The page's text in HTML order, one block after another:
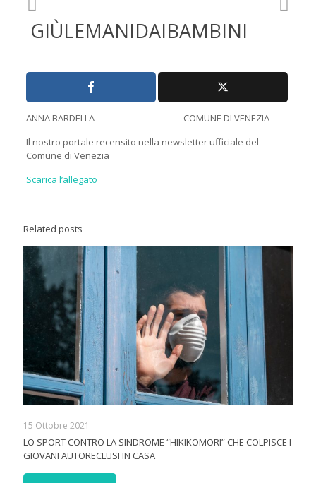
GIÙLEMANIDAIBAMBINI
ANNA BARDELLA COMUNE DI VENEZIA
Il nostro portale recensito nella newsletter ufficiale del
Comune di Venezia
Scarica l’allegato
Related posts
15 Ottobre 2021
LO SPORT CONTRO LA SINDROME “HIKIKOMORI” CHE COLPISCE I
GIOVANI AUTORECLUSI IN CASA